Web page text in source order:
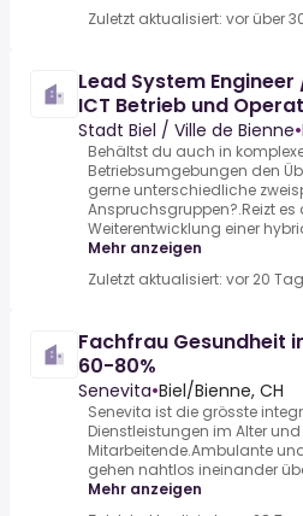
Zuletzt aktualisiert: vor über
Lead System
ICT Betrieb und
Stadt Biel / Ville de Bienne•
Behältst du auch in
Betriebsumgebungen den
gerne unterschiedliche
Anspruchsgruppen?.Reizt es
Weiterentwicklung einer
Mehr anzeigen
Zuletzt aktualisiert: vor 20
Fachfrau Gesundheit
60-80%
Senevita•Biel/Bienne, CH
Senevita ist die grösste
Dienstleistungen im Alter
Mitarbeitende.Ambulante
gehen nahtlos ineinander
Mehr anzeigen